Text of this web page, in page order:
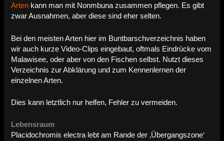
Arten kann man mit Nonmbuna zusammen pflegen. Es gibt
zwar Ausnahmen, aber diese sind eher selten.
Bei den meisten Arten hier im Buntbarschverzeichnis haben
wir auch kurze Video-Clips eingebaut, oftmals Eindrücke vom
Malawisee, oder aber von den Fischen selbst. Nutzt dieses
Verzeichnis zur Abklärung und zum Kennenlernen der
einzelnen Arten.
Dies kann letztlich nur helfen, Fehler zu vermeiden.
Lebensraum
Placidochromis electra lebt am Rande der ‚Übergangszone‘